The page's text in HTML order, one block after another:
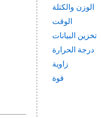
الوزن والكتلة
الوقت
تخزين البيانات
درجة الحرارة
زاوية
قوة